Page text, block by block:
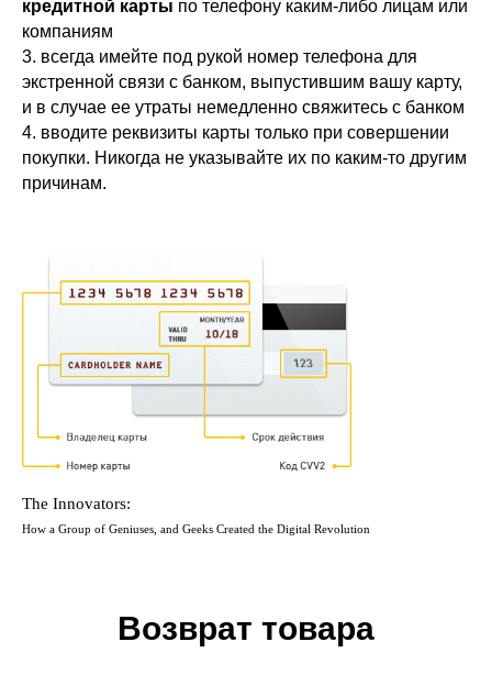
кредитной карты по телефону каким-либо лицам или
компаниям
3. всегда имейте под рукой номер телефона для
экстренной связи с банком, выпустившим вашу карту,
и в случае ее утраты немедленно свяжитесь с банком
4. вводите реквизиты карты только при совершении
покупки. Никогда не указывайте их по каким-то другим
причинам.
The Innovators:
How a Group of Geniuses, and Geeks Created the Digital Revolution
Возврат товара